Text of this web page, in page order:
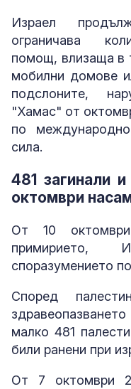
Израел
ограничава
помощ, влизаща в
мобилни домове
подслоните,
"Хамас" от
по
сила.
481 загинали
октомври
От 10
примирието,
споразумението
Според
малко 481
били ранени при
От 7 октомври